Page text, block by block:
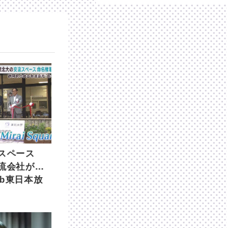
ペース
会社が命
東日本放